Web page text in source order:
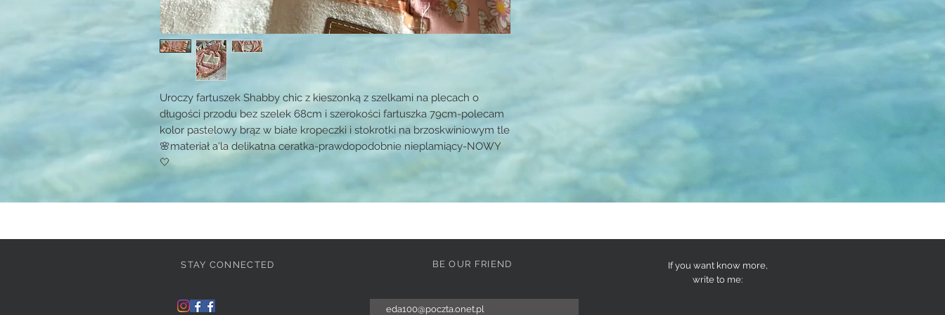
Uroczy fartuszek Shabby chic z kieszonką z szelkami na plecach o
długości przodu bez szelek 68cm i szerokości fartuszka 79cm-polecam
kolor pastelowy brąz w białe kropeczki i stokrotki na brzoskwiniowym tle
🌸materiał a'la delikatna ceratka-prawdopodobnie nieplamiący-NOWY
🤍
STAY CONNECTED BE OUR FRIEND
If you want know more,
write to me: